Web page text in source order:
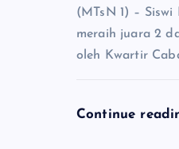
(MTsN 1) –
meraih juara 2
oleh Kwartir
Continue